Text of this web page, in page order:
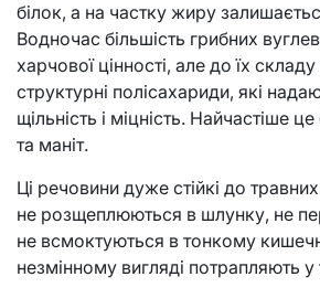
білок, а на частку жиру
Водночас більшість грибних
харчової цінності, але до їх
структурні полісахариди, які
щільність і міцність. Найчастіше
та маніт.
Ці речовини дуже стійкі до
не розщеплюються в шлунку, не
не всмоктуються в тонкому
незмінному вигляді потрапляють